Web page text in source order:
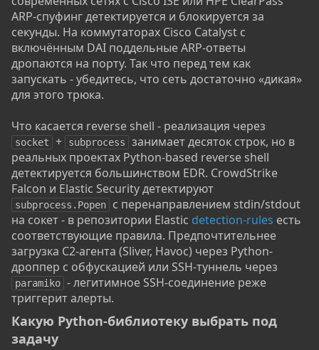
ARP-спуфинг детектируется и блокируется за
секунды. На коммутаторах Cisco Catalyst с
включённым DAI поддельные ARP-ответы
дропаются на порту. Так что перед тем как
запускать - убедитесь, что сеть достаточно «дикая»
для этого трюка.
Что касается reverse shell - реализация через
socket + subprocess
занимает десяток строк, но в
реальных проектах Python-based reverse shell
детектируется большинством EDR. CrowdStrike
Falcon и Elastic Security детектируют
subprocess.Popen
с перенаправлением stdin/stdout
на сокет - в репозитории Elastic detection-rules есть
соответствующие правила. Предпочтительнее
загрузка C2-агента (Sliver, Havoc) через Python-
дроппер с обфускацией или SSH-туннель через
paramiko - легитимное SSH-соединение реже
триггерит алерты.
Какую Python-библиотеку выбрать под
задачу​